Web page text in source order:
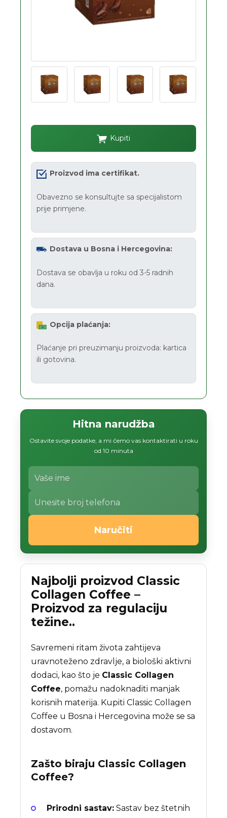
Kupiti
Proizvod ima certifikat.
Obavezno se konsultujte sa specijalistom
prije primjene.
Dostava u Bosna i Hercegovina:
Dostava se obavlja u roku od 3-5 radnih
dana.
Opcija plaćanja:
Plaćanje pri preuzimanju proizvoda: kartica
ili gotovina.
Hitna narudžba
Ostavite svoje podatke, a mi ćemo vas kontaktirati u roku
od 10 minuta
Naručiti
Najbolji proizvod Classic
Collagen Coffee –
Proizvod za regulaciju
težine..
Savremeni ritam života zahtijeva
uravnoteženo zdravlje, a biološki aktivni
dodaci, kao što je Classic Collagen
Coffee, pomažu nadoknaditi manjak
korisnih materija. Kupiti Classic Collagen
Coffee u Bosna i Hercegovina može se sa
dostavom.
Zašto biraju Classic Collagen
Coffee?
Prirodni sastav: Sastav bez štetnih